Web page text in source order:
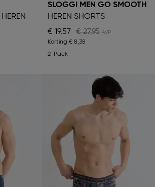
SLOGGI MEN GO SMOOTH
HEREN SHORTS
€ 19,57
€ 27,95
Korting € 8,38
2-Pack